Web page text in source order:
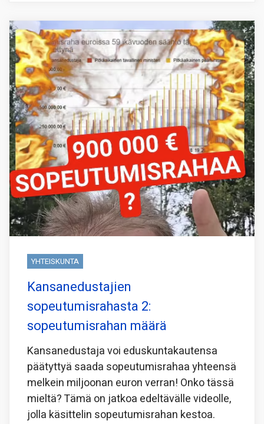
YHTEISKUNTA
Kansanedustajien
sopeutumisrahasta 2:
sopeutumisrahan määrä
Kansanedustaja voi eduskuntakautensa
päätyttyä saada sopeutumisrahaa yhteensä
melkein miljoonan euron verran! Onko tässä
mieltä? Tämä on jatkoa edeltävälle videolle,
jolla käsittelin sopeutumisrahan kestoa.